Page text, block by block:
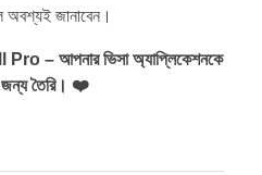
জানাবেন।
– আপনার ভিসা অ্যাপ্লিকেশনকে
জন্য তৈরি। ❤️